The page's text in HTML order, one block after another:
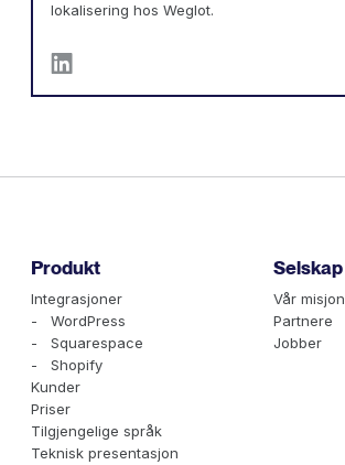
lokalisering hos Weglot.
Produkt
Integrasjoner
- WordPress
- Squarespace
- Shopify
Kunder
Priser
Tilgjengelige språk
Teknisk presentasjon
Selskap
Vår misjon
Partnere
Jobber